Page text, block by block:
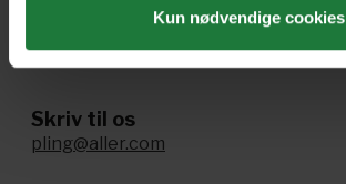
Kun nødvendige cookies
+45 72 34 20 81
Skriv til os
pling@aller.com